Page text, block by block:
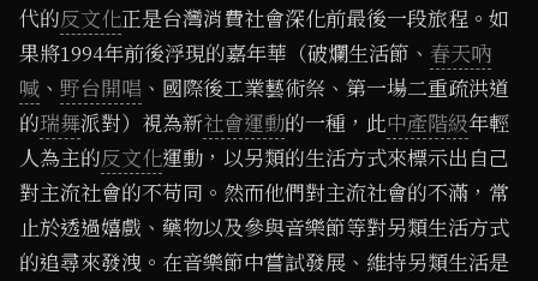
代的反文化正是台灣消費社會深化前最後一段旅程。如
果將1994年前後浮現的嘉年華（破爛生活節、 春天吶
喊 、 野台開唱 、國際後工業藝術祭、第一場二重疏洪道
的瑞舞派對）視為新社會運動的一種，此中產階級年輕
人為主的反文化運動，以另類的生活方式來標示出自己
對主流社會的不苟同。然而他們對主流社會的不滿，常
止於透過嬉戲、藥物以及參與音樂節等對另類生活方式
的追尋來發洩。在音樂節中嘗試發展、維持另類生活是